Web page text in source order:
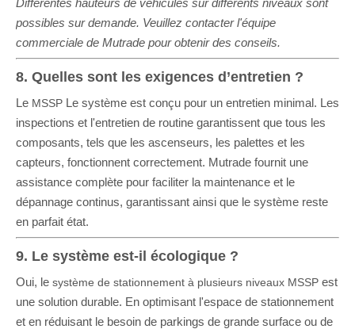
possibles sur demande. Veuillez contacter l'équipe
commerciale de Mutrade pour obtenir des conseils.
8. Quelles sont les exigences d’entretien ?
Le MSSP Le système est conçu pour un entretien minimal. Les
inspections et l'entretien de routine garantissent que tous les
composants, tels que les ascenseurs, les palettes et les
capteurs, fonctionnent correctement. Mutrade fournit une
assistance complète pour faciliter la maintenance et le
dépannage continus, garantissant ainsi que le système reste
en parfait état.
9. Le système est-il écologique ?
Oui, le système de stationnement à plusieurs niveaux MSSP est
une solution durable. En optimisant l'espace de stationnement
et en réduisant le besoin de parkings de grande surface ou de